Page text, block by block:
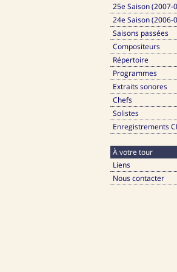
25e Saison (2007-
24e Saison (2006-
Saisons passées
Compositeurs
Répertoire
Programmes
Extraits sonores
Chefs
Solistes
Enregistrements
À votre tour
Liens
Nous contacter